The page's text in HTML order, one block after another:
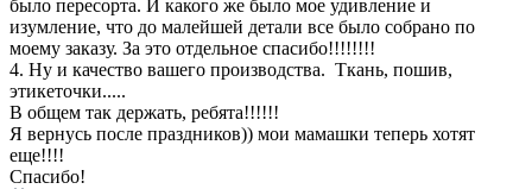
было пересорта. И какого же было мое удивление и
изумление, что до малейшей детали все было собрано по
моему заказу. За это отдельное спасибо!!!!!!!!
4. Ну и качество вашего производства. Ткань, пошив,
этикеточки.....
В общем так держать, ребята!!!!!!
Я вернусь после праздников)) мои мамашки теперь хотят
еще!!!!
Спасибо!